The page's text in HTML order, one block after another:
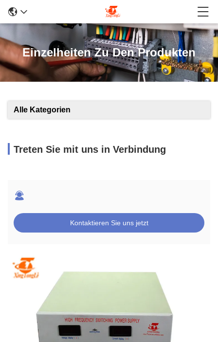
Einzelheiten Zu Den Produkten
Alle Kategorien
Treten Sie mit uns in Verbindung
Kontaktieren Sie uns jetzt